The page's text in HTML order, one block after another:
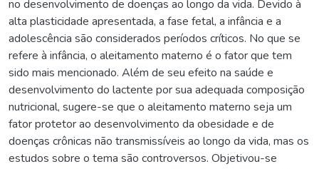
no desenvolvimento de doenças ao longo da vida. Devido à
alta plasticidade apresentada, a fase fetal, a infância e a
adolescência são considerados períodos críticos. No que se
refere à infância, o aleitamento materno é o fator que tem
sido mais mencionado. Além de seu efeito na saúde e
desenvolvimento do lactente por sua adequada composição
nutricional, sugere-se que o aleitamento materno seja um
fator protetor ao desenvolvimento da obesidade e de
doenças crônicas não transmissíveis ao longo da vida, mas os
estudos sobre o tema são controversos. Objetivou-se